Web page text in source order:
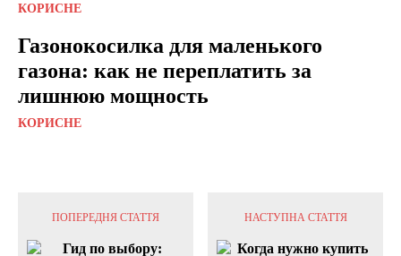
КОРИСНЕ
Газонокосилка для маленького
газона: как не переплатить за
лишнюю мощность
КОРИСНЕ
ПОПЕРЕДНЯ СТАТТЯ НАСТУПНА СТАТТЯ